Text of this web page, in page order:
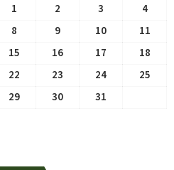
1
2 3
4
8 9 10
11
15 16 17
18
22 23 24
25
29 30 31